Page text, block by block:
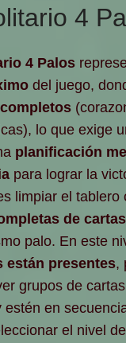
4
4 Palos
del juego,
lo que exige
planificación
para lograr la
limpiar el tablero
de
palo. En este
están presentes,
grupos de
estén en
el nivel